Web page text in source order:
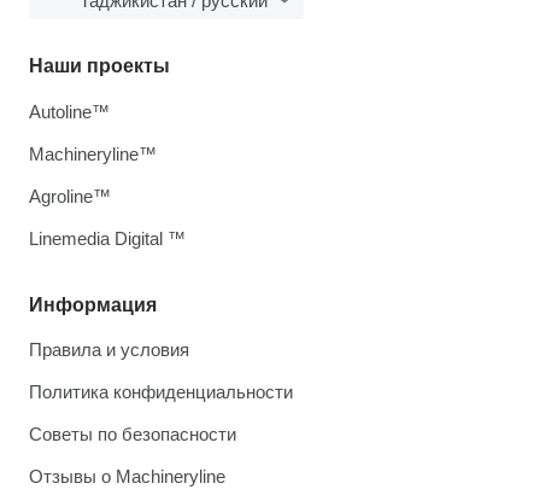
Информация
Правила и условия
Политика конфиденциальности
Советы по безопасности
Отзывы о Machineryline
Наши проекты
Autoline™
Machineryline™
Agroline™
Linemedia Digital ™